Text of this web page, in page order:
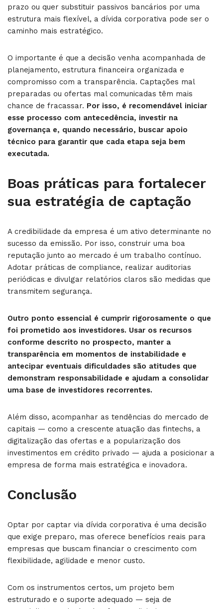
prazo ou quer substituir passivos bancários por uma
estrutura mais flexível, a dívida corporativa pode ser o
caminho mais estratégico.
O importante é que a decisão venha acompanhada de
planejamento, estrutura financeira organizada e
compromisso com a transparência. Captações mal
preparadas ou ofertas mal comunicadas têm mais
chance de fracassar. Por isso, é recomendável iniciar
esse processo com antecedência, investir na
governança e, quando necessário, buscar apoio
técnico para garantir que cada etapa seja bem
executada.
Boas práticas para fortalecer
sua estratégia de captação
A credibilidade da empresa é um ativo determinante no
sucesso da emissão. Por isso, construir uma boa
reputação junto ao mercado é um trabalho contínuo.
Adotar práticas de compliance, realizar auditorias
periódicas e divulgar relatórios claros são medidas que
transmitem segurança.
Outro ponto essencial é cumprir rigorosamente o que
foi prometido aos investidores. Usar os recursos
conforme descrito no prospecto, manter a
transparência em momentos de instabilidade e
antecipar eventuais dificuldades são atitudes que
demonstram responsabilidade e ajudam a consolidar
uma base de investidores recorrentes.
Além disso, acompanhar as tendências do mercado de
capitais — como a crescente atuação das fintechs, a
digitalização das ofertas e a popularização dos
investimentos em crédito privado — ajuda a posicionar a
empresa de forma mais estratégica e inovadora.
Conclusão
Optar por captar via dívida corporativa é uma decisão
que exige preparo, mas oferece benefícios reais para
empresas que buscam financiar o crescimento com
flexibilidade, agilidade e menor custo.
Com os instrumentos certos, um projeto bem
estruturado e o suporte adequado — seja de